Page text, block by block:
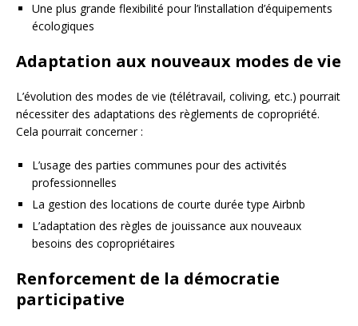
Une plus grande flexibilité pour l’installation d’équipements
écologiques
Adaptation aux nouveaux modes de vie
L’évolution des modes de vie (télétravail, coliving, etc.) pourrait
nécessiter des adaptations des règlements de copropriété.
Cela pourrait concerner :
L’usage des parties communes pour des activités
professionnelles
La gestion des locations de courte durée type Airbnb
L’adaptation des règles de jouissance aux nouveaux
besoins des copropriétaires
Renforcement de la démocratie
participative